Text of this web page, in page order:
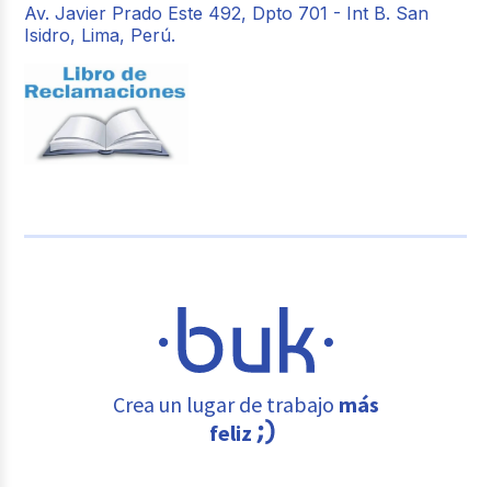
Av. Javier Prado Este 492, Dpto 701 - Int B. San
Isidro, Lima, Perú.
Crea un lugar de trabajo más
feliz